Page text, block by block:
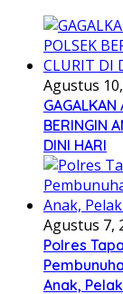
Agustus
GAGALKAN
BERINGIN
DINI HARI
Agustus 7,
Polres
Anak,